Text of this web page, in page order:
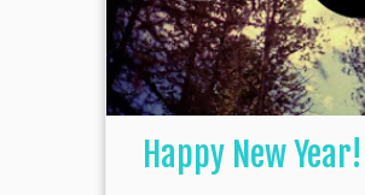
Happy New Year!